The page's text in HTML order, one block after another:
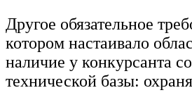
Другое обязательное
котором настаивало
наличие у конкурсанта
технической базы: